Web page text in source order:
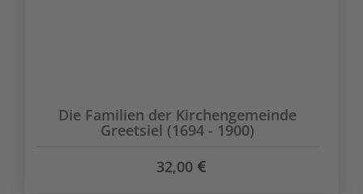
Die Familien der Kirchengemeinde
Greetsiel (1694 - 1900)
32,00